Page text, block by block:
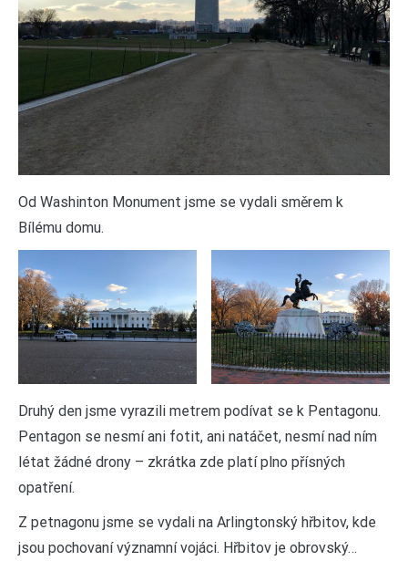
Od Washinton Monument jsme se vydali směrem k
Bílému domu.
Druhý den jsme vyrazili metrem podívat se k Pentagonu.
Pentagon se nesmí ani fotit, ani natáčet, nesmí nad ním
létat žádné drony – zkrátka zde platí plno přísných
opatření.
Z petnagonu jsme se vydali na Arlingtonský hřbitov, kde
jsou pochovaní významní vojáci. Hřbitov je obrovský…